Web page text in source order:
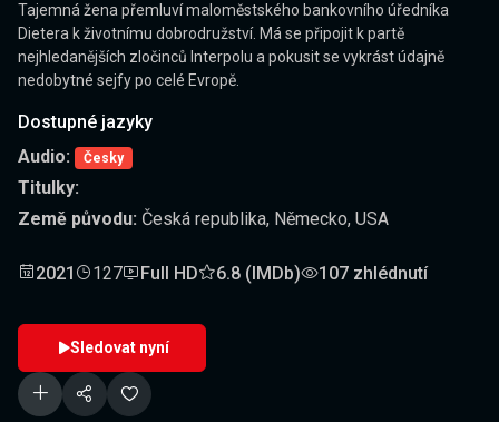
Tajemná žena přemluví maloměstského bankovního úředníka
Dietera k životnímu dobrodružství. Má se připojit k partě
nejhledanějších zločinců Interpolu a pokusit se vykrást údajně
nedobytné sejfy po celé Evropě.
Dostupné jazyky
Audio:
Česky
Titulky:
Země původu: Česká republika, Německo, USA
2021 127 Full HD 6.8 (IMDb) 107 zhlédnutí
Sledovat nyní